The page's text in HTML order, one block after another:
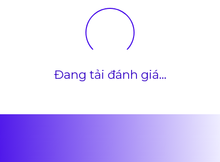
Đang tải đánh giá...